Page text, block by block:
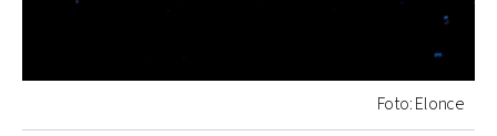
Foto: Elonce